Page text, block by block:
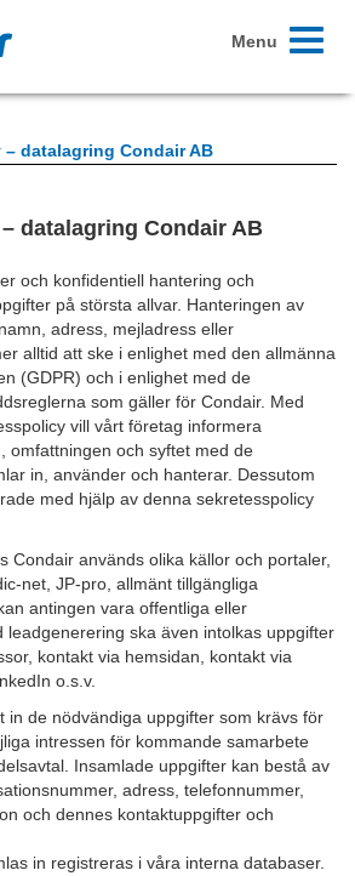
Toggle
Menu
datalagring Condair AB
datalagring Condair AB
och konfidentiell hantering och
på största allvar. Hanteringen av
adress, mejladress eller
alltid att ske i enlighet med den allmänna
(GDPR) och i enlighet med de
som gäller för Condair. Med
vill vårt företag informera
omfattningen och syftet med de
in, använder och hanterar. Dessutom
med hjälp av denna sekretesspolicy
Condair används olika källor och portaler,
net, JP-pro, allmänt tillgängliga
antingen vara offentliga eller
leadgenerering ska även intolkas uppgifter
kontakt via hemsidan, kontakt via
o.s.v.
in de nödvändiga uppgifter som krävs för
intressen för kommande samarbete
Insamlade uppgifter kan bestå av
adress, telefonnummer,
och dennes kontaktuppgifter och
in registreras i våra interna databaser.